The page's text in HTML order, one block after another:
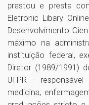
prestou e presta
Eletronic Libary
Desenvolvimento
máximo na
instituição federal,
Diretor (1989/1991)
UFPR -
medicina,